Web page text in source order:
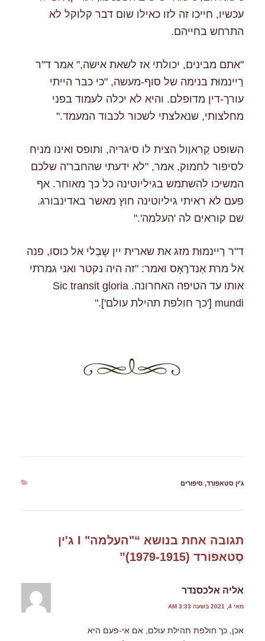
עכשיו, חייכו זה לזו כאילו שום דבר קלוקל לא
התרחש בחייהם.
"אתם מבינים, יכולתי אז לשאת אישה," אמר ד"ר
רַיינמוּּת בנימה של סוף-מעשה, "כי כבר הייתי
עורך-דין מדופלם. והיא לא יכלה לעמוד בפני
מחלצותי, שנאלצתי לשכור לכבוד המעמד."
השופט קְראוֶול הצית לו סיגריה, ותופס ואינו מניח
לסיפור לחמוק, אמר, "לא ידעתי שהחבר'ה שלכם
המשיכו להשתמש בגיליוטינה כל כך מאוחר. אף
פעם לא ראיתי גיליוטינה חוץ מאשר באדינבורג.
שם קוראים לה 'העלמה'."
ד"ר רַיינמוּּת מזג את שארית יין שָבְּלי אל כוסו, פנה
אל מרת אַנדרֶאָס ואמר: "זה היה נקטר ואני גמרתי
אותו עד הטיפה האחרונה. Sic transit gloria
mundi ['כך חולפת תהילת עולם']."
קטגוריות
ג'ין סטאפורד, סיפורים
תגובה אחת בנושא “"העלמה" I ג'ין
סְטאפוֹרד (1979-1915)”
אליה אלכסנדר
מאי 4, 2021 בשעה 3:33 AM
אכן, כך חולפת תהילת עולם, אם אי-פעם היא